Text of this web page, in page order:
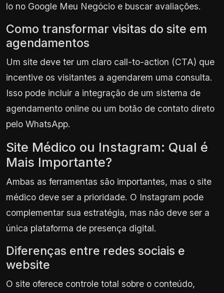
lo no Google Meu Negócio e buscar avaliações.
Como transformar visitas do site em
agendamentos
Um site deve ter um claro call-to-action (CTA) que
incentive os visitantes a agendarem uma consulta.
Isso pode incluir a integração de um sistema de
agendamento online ou um botão de contato direto
pelo WhatsApp.
Site Médico ou Instagram: Qual é
Mais Importante?
Ambas as ferramentas são importantes, mas o site
médico deve ser a prioridade. O Instagram pode
complementar sua estratégia, mas não deve ser a
única plataforma de presença digital.
Diferenças entre redes sociais e
website
O site oferece controle total sobre o conteúdo,